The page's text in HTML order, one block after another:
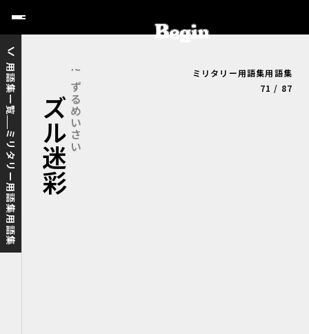
用語集一覧
ミリタリー用語集用語集 ダズル迷彩だずるめいさい
ミリタリー用語集用語集
71 / 87